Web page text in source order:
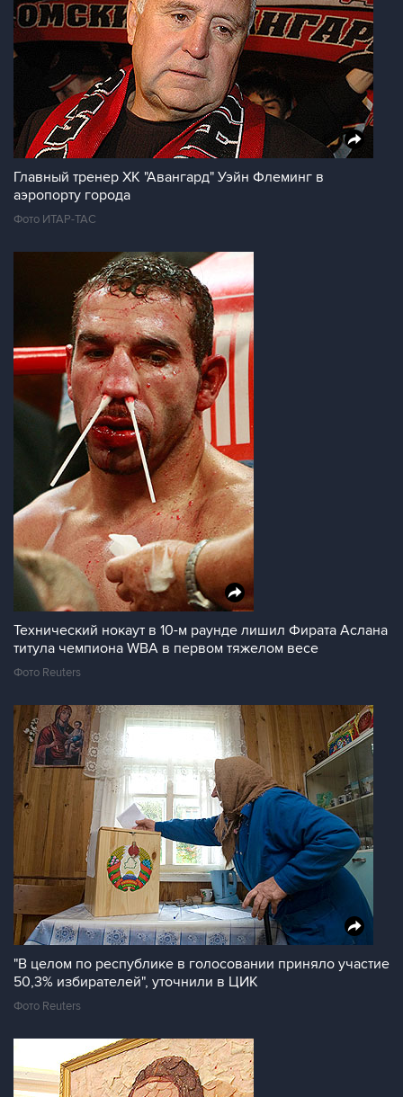
Главный тренер ХК "Авангард" Уэйн Флеминг в
аэропорту города
Фото ИТАР-ТАС
Технический нокаут в 10-м раунде лишил Фирата Аслана
титула чемпиона WBA в первом тяжелом весе
Фото Reuters
"В целом по республике в голосовании приняло участие
50,3% избирателей", уточнили в ЦИК
Фото Reuters